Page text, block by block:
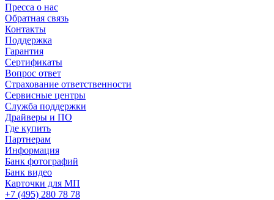
Пресса о нас
Обратная связь
Контакты
Поддержка
Гарантия
Сертификаты
Вопрос ответ
Страхование ответственности
Сервисные центры
Служба поддержки
Драйверы и ПО
Где купить
Партнерам
Информация
Банк фотографий
Банк видео
Карточки для МП
+7 (495) 280 78 78